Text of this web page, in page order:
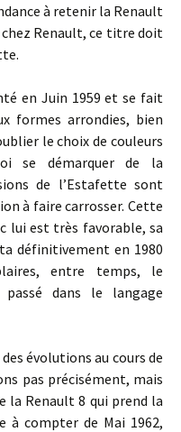
à retenir la Renault
Renault, ce titre doit
Juin 1959 et se fait
formes arrondies, bien
le choix de couleurs
se démarquer de la
de l’Estafette sont
à faire carrosser. Cette
lui est très favorable, sa
définitivement en 1980
entre temps, le
dans le langage
évolutions au cours de
pas précisément, mais
la Renault 8 qui prend la
à compter de Mai 1962,